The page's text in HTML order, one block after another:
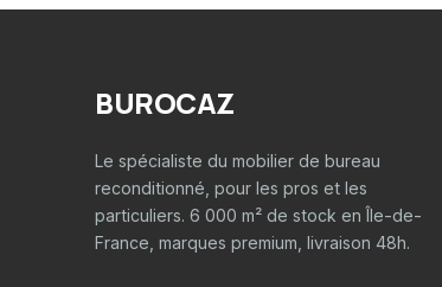
BUROCAZ
Le spécialiste du mobilier de bureau
reconditionné, pour les pros et les
particuliers. 6 000 m² de stock en Île-de-
France, marques premium, livraison 48h.